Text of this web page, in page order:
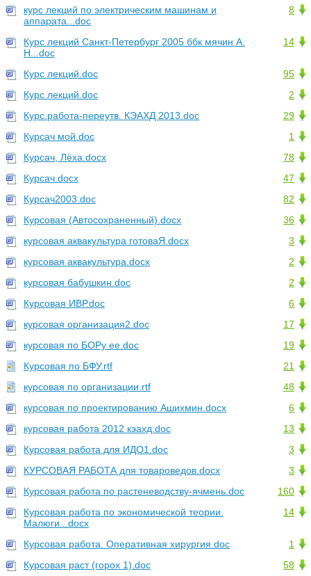
8
курс лекций по электрическим машинам и
аппарата...doc
14
Курс лекций Санкт-Петербург 2005 ббк мячин А.
Н...doc
95
Курс лекций.doc
2
Курс лекций.doc
29
Курс.работа-переутв. КЭАХД 2013.doc
1
Курсач мой.doc
78
Курсач, Лёха.docx
47
Курсач.docx
82
Курсач2003.doc
36
Курсовая (Автосохраненный).docx
3
курсовая аквакультура готоваЯ.docx
2
курсовая аквакультура.docx
2
курсовая бабушкин.doc
6
Курсовая ИВР.doc
17
курсовая организация2.doc
19
курсовая по БОРу ee.doc
21
Курсовая по БФУ.rtf
48
курсовая по организации.rtf
6
курсовая по проектированию Ашихмин.docx
13
курсовая работа 2012 кэахд.doc
3
Курсовая работа для ИДО1.doc
3
КУРСОВАЯ РАБОТА для товароведов.docx
160
Курсовая работа по растеневодству-ячмень.doc
14
Курсовая работа по экономической теории.
Малюги...docx
1
Курсовая работа. Оперативная хирургия.doc
58
Курсовая раст (горох 1).doc